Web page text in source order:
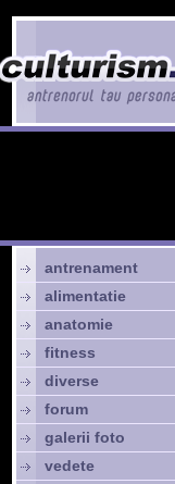
antrenament
alimentatie
anatomie
fitness
diverse
forum
galerii foto
vedete